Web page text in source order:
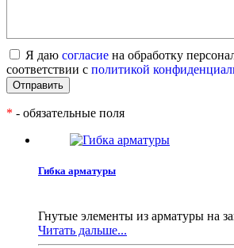
Я даю согласие на обработку
соответствии с политикой
* - обязательные поля
Гибка арматуры
Гнутые элементы из арматуры на
Читать дальше...